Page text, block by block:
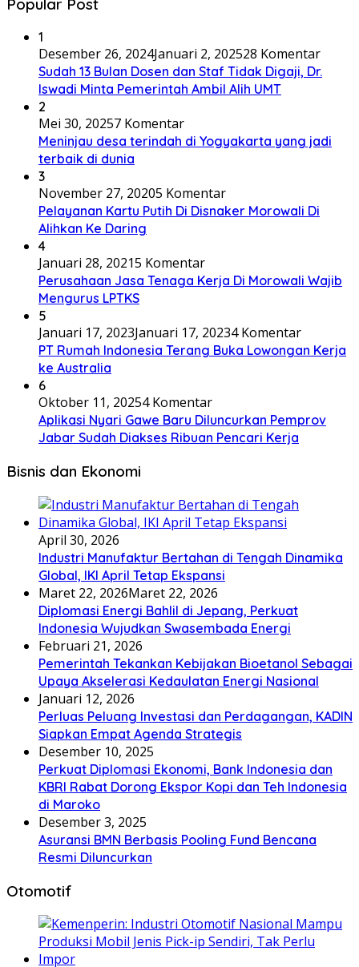
1
Desember 26, 2024Januari 2, 202528 Komentar
Sudah 13 Bulan Dosen dan Staf Tidak Digaji, Dr.
Iswadi Minta Pemerintah Ambil Alih UMT
2
Mei 30, 20257 Komentar
Meninjau desa terindah di Yogyakarta yang jadi
terbaik di dunia
3
November 27, 20205 Komentar
Pelayanan Kartu Putih Di Disnaker Morowali Di
Alihkan Ke Daring
4
Januari 28, 20215 Komentar
Perusahaan Jasa Tenaga Kerja Di Morowali Wajib
Mengurus LPTKS
5
Januari 17, 2023Januari 17, 20234 Komentar
PT Rumah Indonesia Terang Buka Lowongan Kerja
ke Australia
6
Oktober 11, 20254 Komentar
Aplikasi Nyari Gawe Baru Diluncurkan Pemprov
Jabar Sudah Diakses Ribuan Pencari Kerja
Bisnis dan Ekonomi
April 30, 2026
Industri Manufaktur Bertahan di Tengah Dinamika
Global, IKI April Tetap Ekspansi
Maret 22, 2026Maret 22, 2026
Diplomasi Energi Bahlil di Jepang, Perkuat
Indonesia Wujudkan Swasembada Energi
Februari 21, 2026
Pemerintah Tekankan Kebijakan Bioetanol Sebagai
Upaya Akselerasi Kedaulatan Energi Nasional
Januari 12, 2026
Perluas Peluang Investasi dan Perdagangan, KADIN
Siapkan Empat Agenda Strategis
Desember 10, 2025
Perkuat Diplomasi Ekonomi, Bank Indonesia dan
KBRI Rabat Dorong Ekspor Kopi dan Teh Indonesia
di Maroko
Desember 3, 2025
Asuransi BMN Berbasis Pooling Fund Bencana
Resmi Diluncurkan
Otomotif